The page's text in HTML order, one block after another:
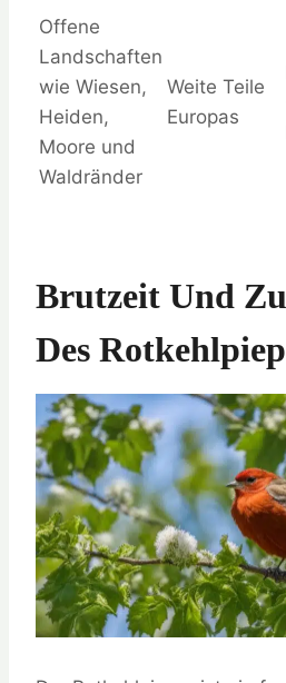
Offene
Landschaften
wie Wiesen,
Heiden,
Moore und
Waldränder
Weite Teile
Europas
Brutzeit Und
Des